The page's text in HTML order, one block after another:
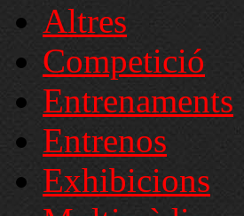
Altres
Competició
Entrenaments
Entrenos
Exhibicions